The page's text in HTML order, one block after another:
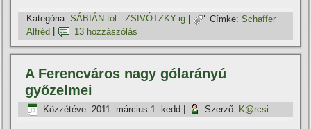
Kategória: SÁBIÁN-tól - ZSIVÓTZKY-ig | Címke: Schaffer
Alfréd
13 hozzászólás
A Ferencváros nagy gólarányú
győzelmei
Közzétéve: 2011. március 1. kedd Szerző: K@rcsi